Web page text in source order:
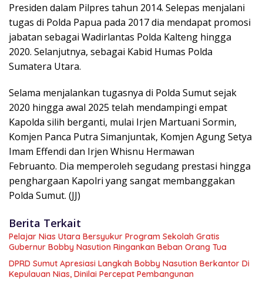
Presiden dalam Pilpres tahun 2014. Selepas menjalani
tugas di Polda Papua pada 2017 dia mendapat promosi
jabatan sebagai Wadirlantas Polda Kalteng hingga
2020. Selanjutnya, sebagai Kabid Humas Polda
Sumatera Utara.
Selama menjalankan tugasnya di Polda Sumut sejak
2020 hingga awal 2025 telah mendampingi empat
Kapolda silih berganti, mulai Irjen Martuani Sormin,
Komjen Panca Putra Simanjuntak, Komjen Agung Setya
Imam Effendi dan Irjen Whisnu Hermawan
Februanto. Dia memperoleh segudang prestasi hingga
penghargaan Kapolri yang sangat membanggakan
Polda Sumut. (JJ)
Berita Terkait
Pelajar Nias Utara Bersyukur Program Sekolah Gratis
Gubernur Bobby Nasution Ringankan Beban Orang Tua
DPRD Sumut Apresiasi Langkah Bobby Nasution Berkantor Di
Kepulauan Nias, Dinilai Percepat Pembangunan